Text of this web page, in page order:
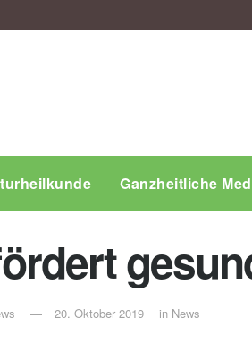
Ganzheitliche
20. Oktober 2019 in News